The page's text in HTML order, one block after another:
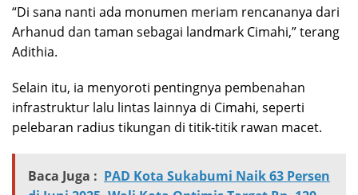
“Di sana nanti ada monumen meriam rencananya dari
Arhanud dan taman sebagai landmark Cimahi,” terang
Adithia.
Selain itu, ia menyoroti pentingnya pembenahan
infrastruktur lalu lintas lainnya di Cimahi, seperti
pelebaran radius tikungan di titik-titik rawan macet.
Baca Juga : PAD Kota Sukabumi Naik 63 Persen